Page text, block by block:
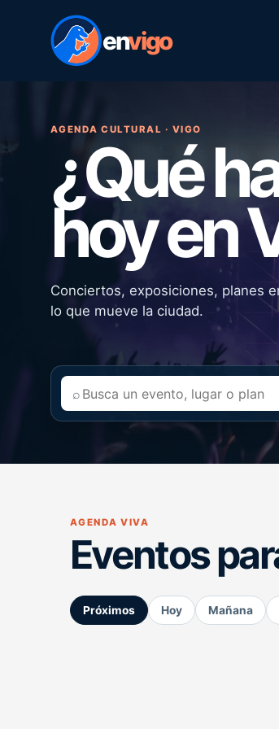
envigo
AGENDA CULTURAL · VIGO
¿Qué
hoy en
Conciertos, exposiciones, planes
lo que mueve la ciudad.
⌕
AGENDA VIVA
Eventos
Próximos Hoy Mañana